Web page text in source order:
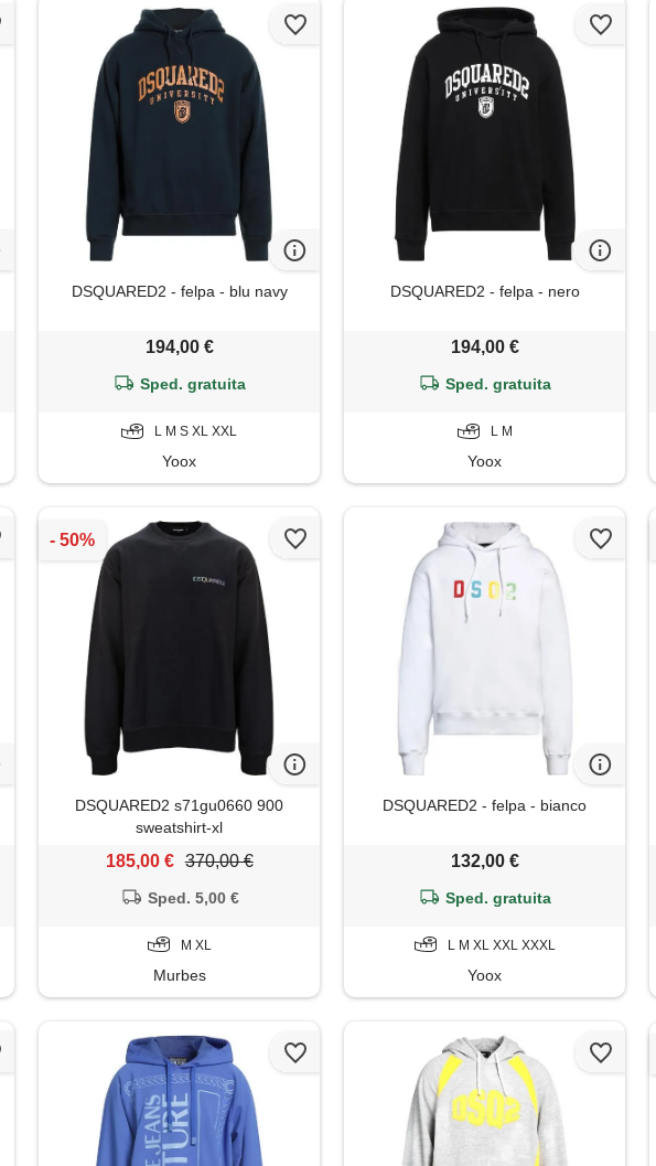
DSQUARED2 - felpa - blu navy
194,00 €
Sped. gratuita
L M S XL XXL
Yoox
DSQUARED2 - felpa - nero
194,00 €
Sped. gratuita
L M
Yoox
DSQUARED2 s71gu0660 900
sweatshirt-xl
185,00 € 370,00 €
Sped. 5,00 €
M XL
Murbes
DSQUARED2 - felpa - bianco
132,00 €
Sped. gratuita
L M XL XXL XXXL
Yoox